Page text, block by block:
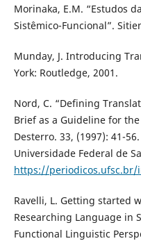
Morinaka, E.M. “Estudos
Sistêmico-Funcional”.
Munday, J. Introducing
York: Routledge, 2001.
Nord, C. “Defining
Brief as a Guideline for
Desterro. 33, (1997): 41-
Universidade Federal de
https://
Ravelli, L. Getting started
Researching Language in
Functional Linguistic